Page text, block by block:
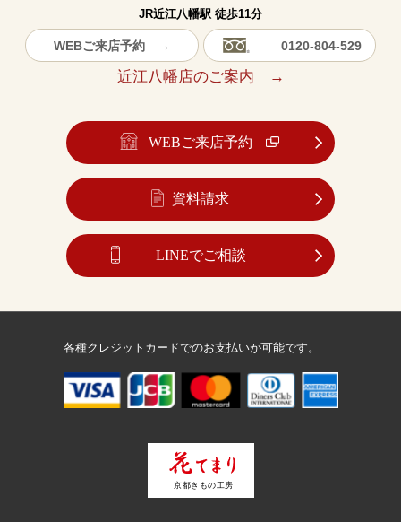
JR近江八幡駅 徒歩11分
WEBご来店予約 → 0120-804-529
近江八幡店のご案内 →
WEBご来店予約
資料請求
LINEでご相談
各種クレジットカードでのお支払いが可能です。